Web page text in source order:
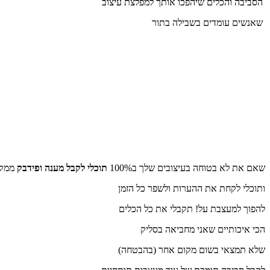
שאנשים עומדים בשבילה בתור
שאם את לא בטוחה בעיצובים שלך ב100% תוכלי לקבל מענה ופידבק
ותוכלי לקחת את ההערות ולשפר כל הזמן
להפוך למעצבת על! תקבלי את כל הכלים
הכי איכותיים שאני מחביאה בסליק
שלא תמצאי בשום מקום אחר (בהבטחה)